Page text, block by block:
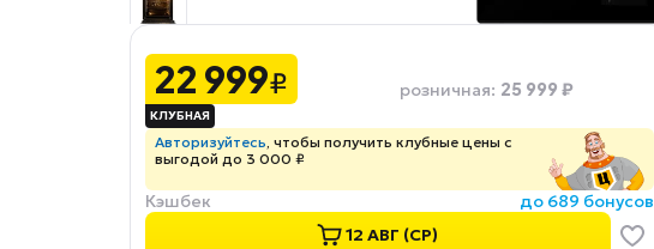
22 999₽ розничная: 25 999 ₽
Авторизуйтесь, чтобы получить клубные цены с
выгодой до 3 000 ₽
Кэшбек
до 689 бонусов
12 АВГ (СР)